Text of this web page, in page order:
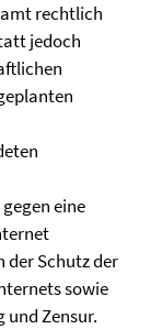
rechtlich
jedoch
eine
der Schutz der
sowie
Zensur.